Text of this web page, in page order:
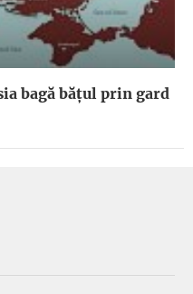
bagă băţul prin gard